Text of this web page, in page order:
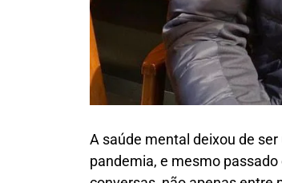
A saúde mental deixou de
pandemia, e mesmo